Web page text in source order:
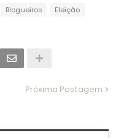
Blogueiros
Eleição
Próxima Postagem